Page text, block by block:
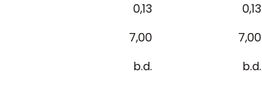
0,13
0,13
7,00
7,00
b.d. b.d.